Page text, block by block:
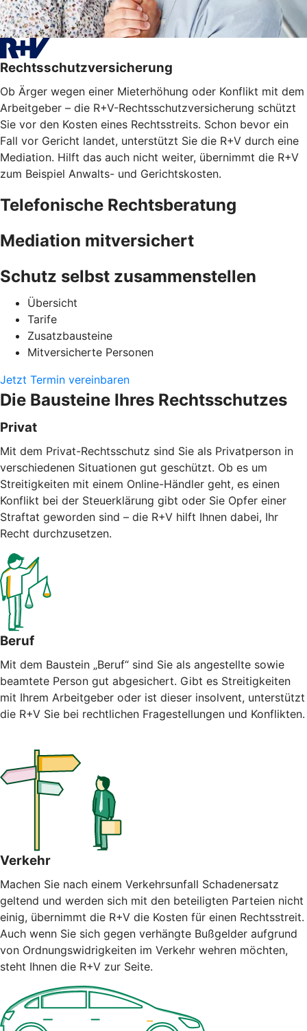
Rechtsschutzversicherung
Ob Ärger wegen einer Mieterhöhung oder Konflikt mit dem
Arbeitgeber – die R+V-Rechtsschutzversicherung schützt
Sie vor den Kosten eines Rechtsstreits. Schon bevor ein
Fall vor Gericht landet, unterstützt Sie die R+V durch eine
Mediation. Hilft das auch nicht weiter, übernimmt die R+V
zum Beispiel Anwalts- und Gerichtskosten.
Telefonische Rechtsberatung
Mediation mitversichert
Schutz selbst zusammenstellen
Übersicht
Tarife
Zusatzbausteine
Mitversicherte Personen
Jetzt Termin vereinbaren
Die Bausteine Ihres Rechtsschutzes
Privat
Mit dem Privat-Rechtsschutz sind Sie als Privatperson in
verschiedenen Situationen gut geschützt. Ob es um
Streitigkeiten mit einem Online-Händler geht, es einen
Konflikt bei der Steuerklärung gibt oder Sie Opfer einer
Straftat geworden sind – die R+V hilft Ihnen dabei, Ihr
Recht durchzusetzen.
Beruf
Mit dem Baustein „Beruf“ sind Sie als angestellte sowie
beamtete Person gut abgesichert. Gibt es Streitigkeiten
mit Ihrem Arbeitgeber oder ist dieser insolvent, unterstützt
die R+V Sie bei rechtlichen Fragestellungen und Konflikten.
Verkehr
Machen Sie nach einem Verkehrsunfall Schadenersatz
geltend und werden sich mit den beteiligten Parteien nicht
einig, übernimmt die R+V die Kosten für einen Rechtsstreit.
Auch wenn Sie sich gegen verhängte Bußgelder aufgrund
von Ordnungswidrigkeiten im Verkehr wehren möchten,
steht Ihnen die R+V zur Seite.